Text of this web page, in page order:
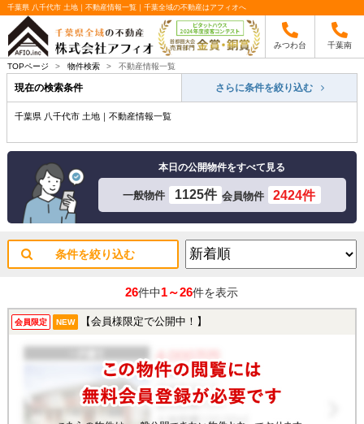
千葉県 八千代市 土地｜不動産情報一覧｜千葉全域の不動産はアフィオへ
みつわ台 千葉南
TOPページ > 物件検索 > 不動産情報一覧
現在の検索条件 さらに条件を絞り込む
千葉県 八千代市 土地｜不動産情報一覧
本日の公開物件をすべて見る
一般物件 1125件 会員物件 2424件
条件を絞り込む
26件中1～26件を表示
会員限定 NEW 【会員様限定で公開中！】